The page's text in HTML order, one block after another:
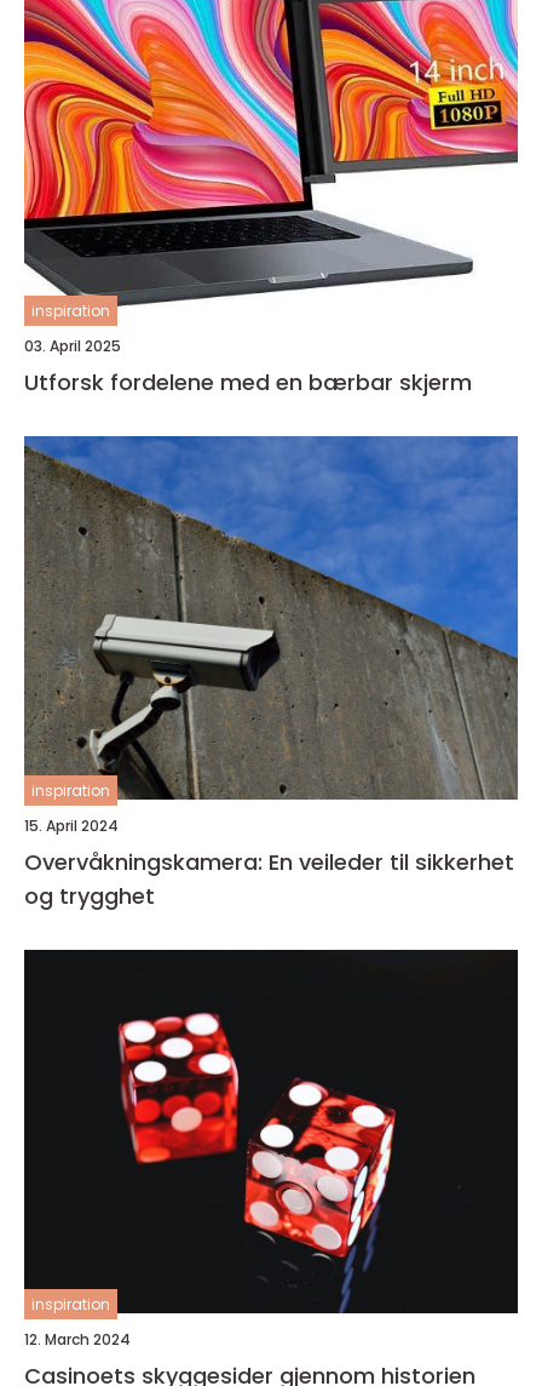
inspiration
03. April 2025
Utforsk fordelene med en bærbar skjerm
inspiration
15. April 2024
Overvåkningskamera: En veileder til sikkerhet
og trygghet
inspiration
12. March 2024
Casinoets skyggesider gjennom historien